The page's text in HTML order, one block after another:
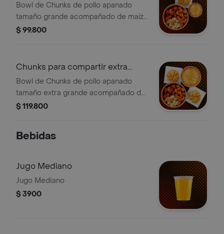
Bowl de Chunks de pollo apanado
tamaño grande acompañado de maíz
dulce con queso y nachos.(Sugerido
$ 99.800
Chunks para compartir extra
grande (XL)
Bowl de Chunks de pollo apanado
tamaño extra grande acompañado de
maíz dulce con queso y nachos.
$ 119.800
Bebidas
Jugo Mediano
Jugo Mediano
$ 3900